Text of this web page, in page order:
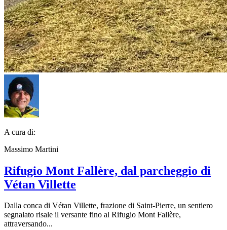
A cura di:
Massimo Martini
Rifugio Mont Fallère, dal parcheggio di
Vétan Villette
Dalla conca di Vétan Villette, frazione di Saint-Pierre, un sentiero
segnalato risale il versante fino al Rifugio Mont Fallère,
attraversando...